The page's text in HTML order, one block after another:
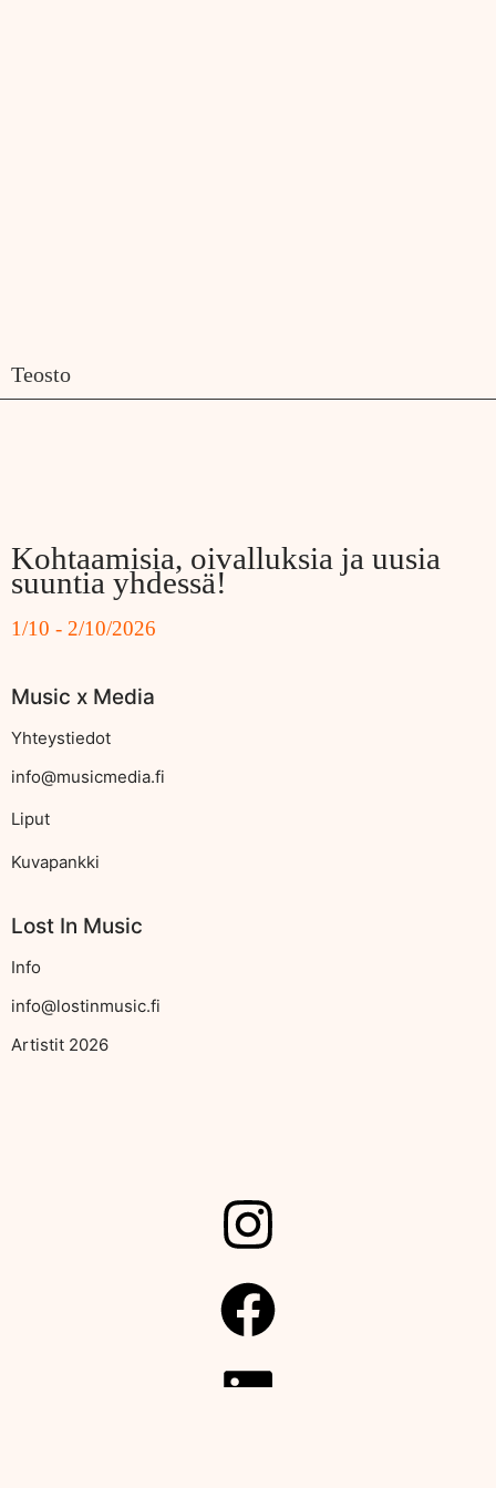
Teosto
Kohtaamisia, oivalluksia ja uusia
suuntia yhdessä!
1/10 - 2/10/2026
Music x Media
Yhteystiedot
info@musicmedia.fi
Liput
Kuvapankki
Lost In Music
Info
info@lostinmusic.fi
Artistit 2026